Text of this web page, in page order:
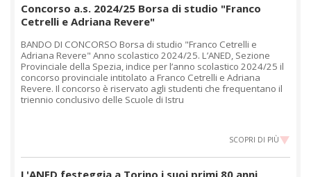
Concorso a.s. 2024/25 Borsa di studio "Franco
Cetrelli e Adriana Revere"
BANDO DI CONCORSO Borsa di studio "Franco Cetrelli e
Adriana Revere" Anno scolastico 2024/25. L’ANED, Sezione
Provinciale della Spezia, indice per l’anno scolastico 2024/25 il
concorso provinciale intitolato a Franco Cetrelli e Adriana
Revere. Il concorso è riservato agli studenti che frequentano il
triennio conclusivo delle Scuole di Istru
SCOPRI DI PIÙ
L'ANED festeggia a Torino i suoi primi 80 anni